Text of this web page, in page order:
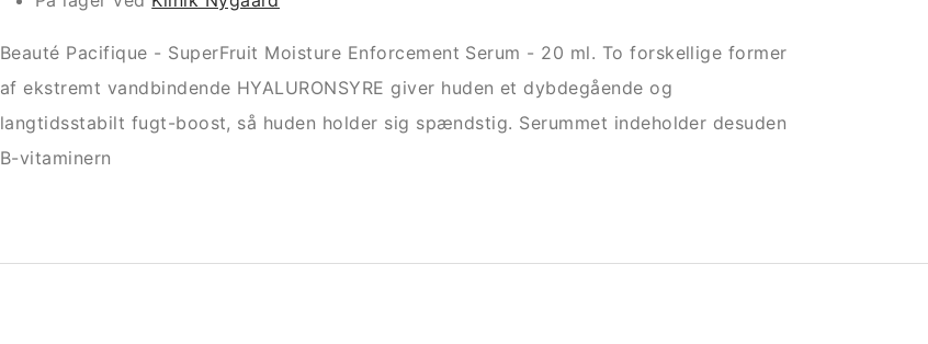
Beauté Pacifique - SuperFruit Moisture Enforcement Serum - 20 ml. To forskellige former
af ekstremt vandbindende HYALURONSYRE giver huden et dybdegående og
langtidsstabilt fugt-boost, så huden holder sig spændstig. Serummet indeholder desuden
B-vitaminern